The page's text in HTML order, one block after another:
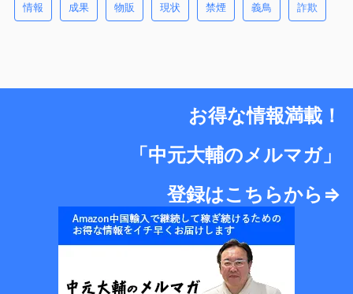
情報 成果 物販 現状 禁煙 義鳥 詐欺
お得な情報満載！
「中元大輔のメルマガ」
登録はこちらから⇒